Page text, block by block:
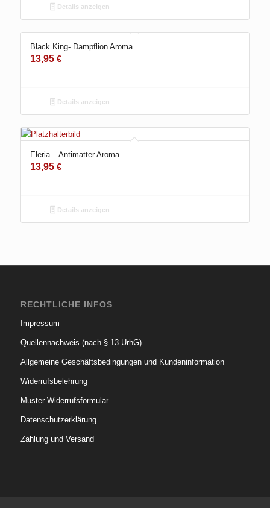
Details anzeigen
Black King- Dampflion Aroma
13,95 €
Details anzeigen
Eleria – Antimatter Aroma
13,95 €
Details anzeigen
RECHTLICHE INFOS
Impressum
Quellennachweis (nach § 13 UrhG)
Allgemeine Geschäftsbedingungen und Kundeninformation
Widerrufsbelehrung
Muster-Widerrufsformular
Datenschutzerklärung
Zahlung und Versand